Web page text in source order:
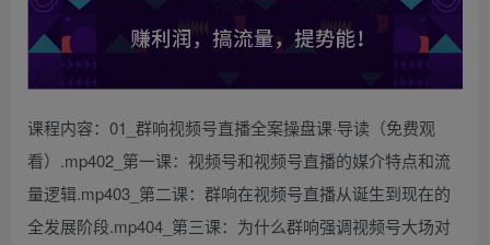
课程内容：01_群响视频号直播全案操盘课·导读（免费观
看）.mp402_第一课：视频号和视频号直播的媒介特点和流
量逻辑.mp403_第二课：群响在视频号直播从诞生到现在的
全发展阶段.mp404_第三课：为什么群响强调视频号大场对